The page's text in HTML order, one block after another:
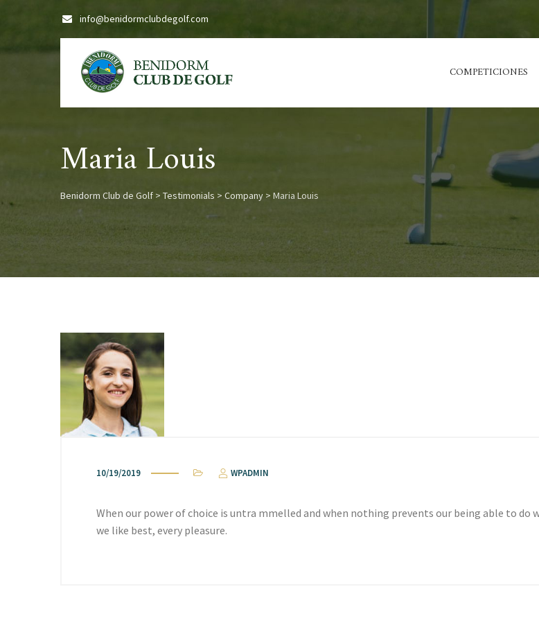
info@benidormclubdegolf.com
COMPETICIONES
Maria Louis
Benidorm Club de Golf > Testimonials > Company > Maria Louis
10/19/2019 WPADMIN
When our power of choice is untra mmelled and when nothing prevents our being able to do
we like best, every pleasure.